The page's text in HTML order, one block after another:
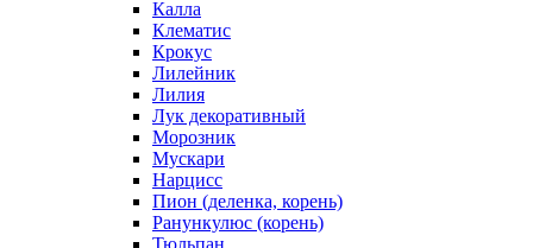
Калла
Клематис
Крокус
Лилейник
Лилия
Лук декоративный
Морозник
Мускари
Нарцисс
Пион (деленка, корень)
Ранункулюс (корень)
Тюльпан